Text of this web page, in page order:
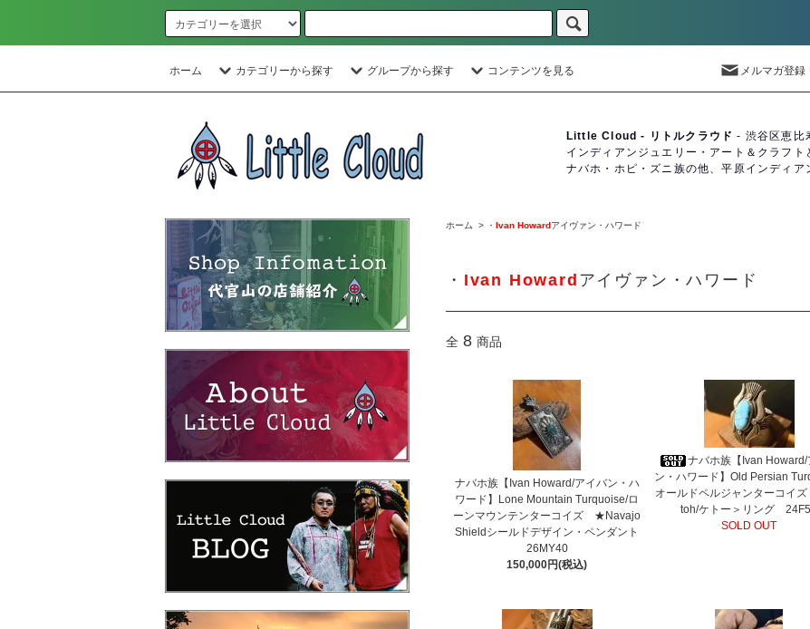
ホーム カテゴリーから探す グループから探す コンテンツを見る メルマガ登録
Little Cloud - リトルクラウド - 渋谷区恵比
インディアンジュエリー・アート＆クラフト
ナバホ・ホピ・ズニ族の他、平原インディア
ホーム > ・ Ivan Howardアイヴァン・ハワード
・ Ivan Howard アイヴァン・ハワード
全 8 商品
ナバホ族【Ivan Howard/アイバン・ハ
ワード】Lone Mountain Turquoise/ロ
ーンマウンテンターコイズ ★Navajo
Shieldシールドデザイン・ペンダント
26MY40
150,000円(税込)
ナバホ族【Ivan Howard/
ン・ハワード】Old Persian
オールドペルジャンターコイ
toh/ケトー＞リング
SOLD OUT